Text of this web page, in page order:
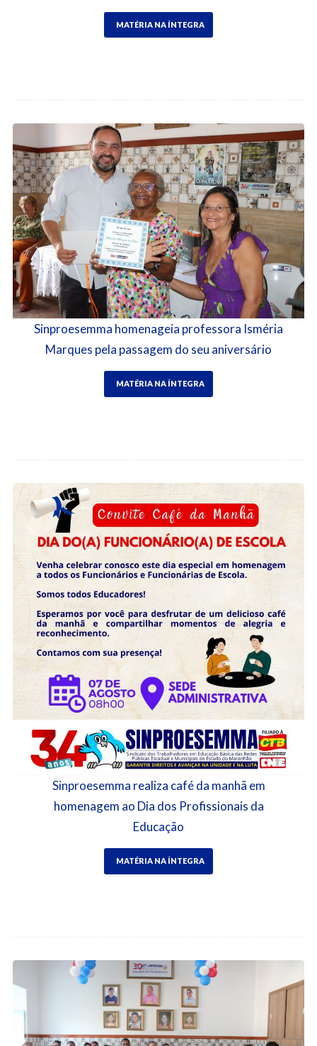
MATÉRIA NA ÍNTEGRA
Sinproesemma homenageia professora Isméria
Marques pela passagem do seu aniversário
MATÉRIA NA ÍNTEGRA
Sinproesemma realiza café da manhã em
homenagem ao Dia dos Profissionais da
Educação
MATÉRIA NA ÍNTEGRA